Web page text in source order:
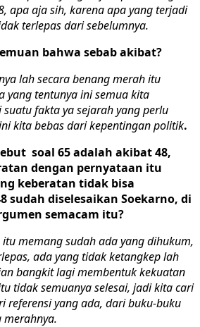
apa aja sih, karena apa yang terjadi
terlepas dari sebelumnya.
bahwa sebab akibat?
lah secara benang merah itu
yang tentunya ini semua kita
fakta ya sejarah yang perlu
kita bebas dari kepentingan politik.
soal 65 adalah akibat 48,
dengan pernyataan itu
keberatan tidak bisa
sudah diselesaikan Soekarno, di
semacam itu?
itu memang sudah ada yang dihukum,
ada yang tidak ketangkep lah
bangkit lagi membentuk kekuatan
tidak semuanya selesai, jadi kita cari
referensi yang ada, dari buku-buku